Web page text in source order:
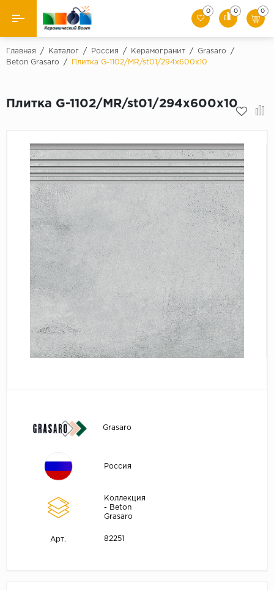
Назад
Керамическая плитка
Мозаики
Искусственный камень
Клинкер
0 0 0
Главная / Каталог / Россия / Керамогранит / Grasaro
/
Beton Grasaro
/ Плитка G-1102/MR/st01/294x600x10
Плитка G-1102/MR/st01/294x600x10
Grasaro
Россия
Коллекция
- Beton
Grasaro
Арт. 82251